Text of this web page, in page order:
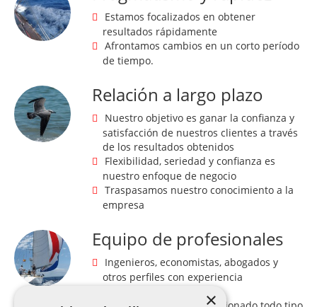
Estamos focalizados en obtener
resultados rápidamente
Afrontamos cambios en un corto período
de tiempo.
Relación a largo plazo
Nuestro objetivo es ganar la confianza y
satisfacción de nuestros clientes a través
de los resultados obtenidos
Flexibilidad, seriedad y confianza es
nuestro enfoque de negocio
Traspasamos nuestro conocimiento a la
empresa
Equipo de profesionales
Ingenieros, economistas, abogados y
otros perfiles con experiencia
×